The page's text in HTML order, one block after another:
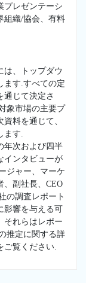
プレゼンテーシ
組織/協会、有料
は、トップダウ
ます.すべての定
通じて決定さ
象市場の主要プ
料を通じて、
す.
年次および四半
インタビューが
ジャー、マーケ
、副社長、CEO
の調査レポート
影響を与える可
それらはレポー
推定に関する詳
覧ください.